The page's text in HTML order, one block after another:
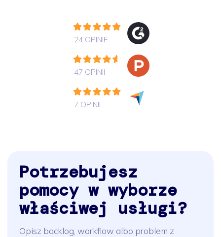
24 OPINIE
47 OPINII
7 OPINII
Potrzebujesz
pomocy w wyborze
właściwej usługi?
Opisz backlog, workflow albo problem z